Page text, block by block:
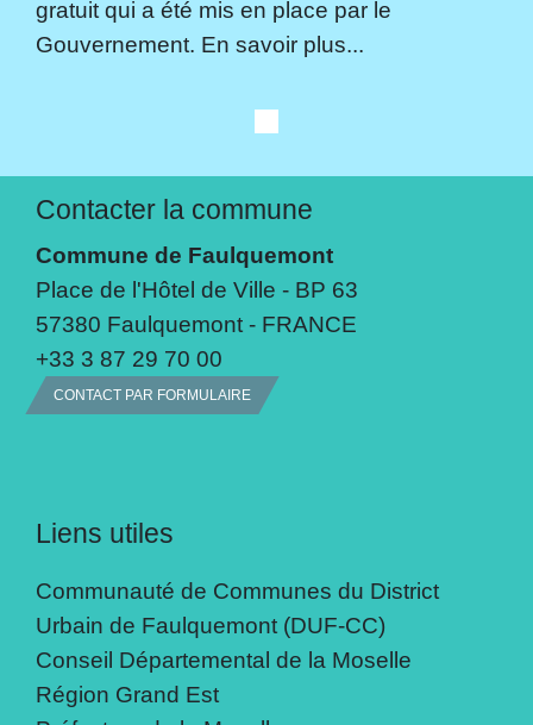
gratuit qui a été mis en place par le
Gouvernement. En savoir plus...
Contacter la commune
Commune de Faulquemont
Place de l'Hôtel de Ville - BP 63
57380 Faulquemont - FRANCE
+33 3 87 29 70 00
CONTACT PAR FORMULAIRE
Liens utiles
Communauté de Communes du District
Urbain de Faulquemont (DUF-CC)
Conseil Départemental de la Moselle
Région Grand Est